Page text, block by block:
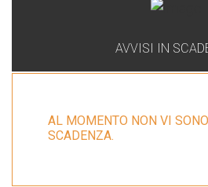
AVVISI IN
AL MOMENTO NON VI
SCADENZA.